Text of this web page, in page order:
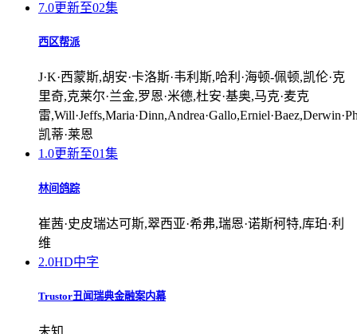
7.0更新至02集
西区帮派
J·K·西蒙斯,胡安·卡洛斯·韦利斯,哈利·海顿-佩顿,凯伦·克
里奇,克莱尔·兰金,罗恩·米德,杜安·基奥,马克·麦克
雷
凯蒂·莱恩
1.0更新至01集
林间鸽踪
崔茜·史皮瑞达可斯,翠西亚·希弗,瑞恩·诺斯柯特,库珀·利
维
2.0HD中字
Trustor丑闻瑞典金融案内幕
未知